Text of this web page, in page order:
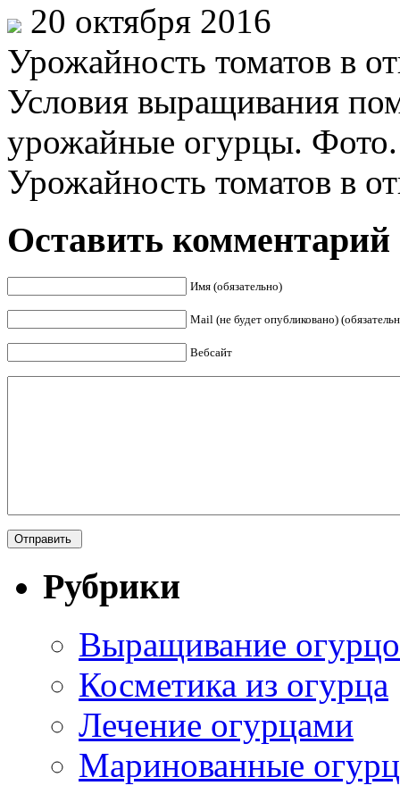
20 октября 2016
Урожайность томатов в
Условия выращивания
урожайные огурцы.
Урожайность томатов в
Оставить комментарий
Имя (обязательно)
Mail (не будет опубликовано)
Вебсайт
Рубрики
Выращивание
Косметика из огурца
Лечение огурцами
Маринованные